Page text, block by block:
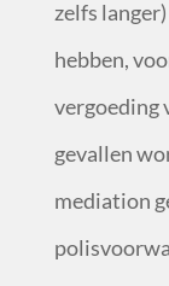
zelfs
hebben,
vergoeding
gevallen
mediation